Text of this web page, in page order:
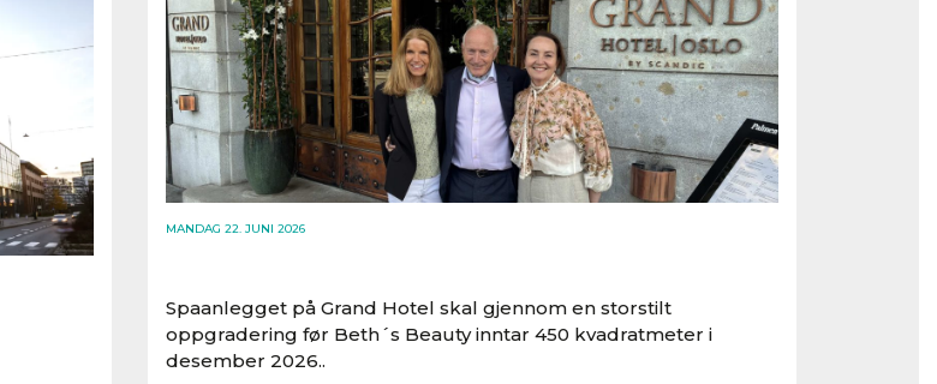
MANDAG 22. JUNI 2026
Spaanlegget på Grand Hotel skal gjennom en storstilt
oppgradering før Beth´s Beauty inntar 450 kvadratmeter i
desember 2026..